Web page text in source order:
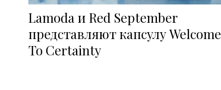
Lamoda и Red September
представляют капсулу Welcome
To Certainty